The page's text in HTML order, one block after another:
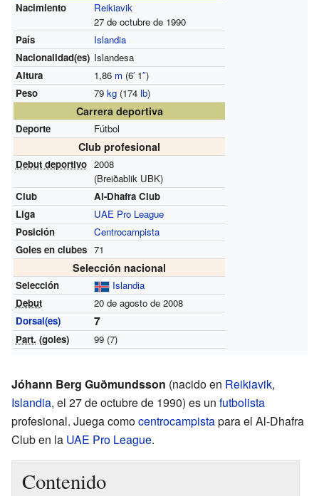
Nacimiento
Reikiavik
27 de octubre de 1990
País
Islandia
Nacionalidad(es) Islandesa
Altura
1,86 m (6′1″)
Peso
79 kg(174 lb)
Carrera deportiva
Deporte Fútbol
Club profesional
Debut deportivo 2008
(Breiðablik UBK)
Club
Al-Dhafra Club
Liga
UAE Pro League
Posición
Centrocampista
Goles en clubes 71
Selección nacional
Selección
Islandia
Debut
20 de agosto de 2008
Dorsal(es)
7
Part. (goles) 99 (7)
Jóhann Berg Guðmundsson (nacido en Reikiavik,
Islandia, el 27 de octubre de 1990) es un futbolista
profesional. Juega comocentrocampistapara el Al-Dhafra
Club en la UAE Pro League.
Contenido